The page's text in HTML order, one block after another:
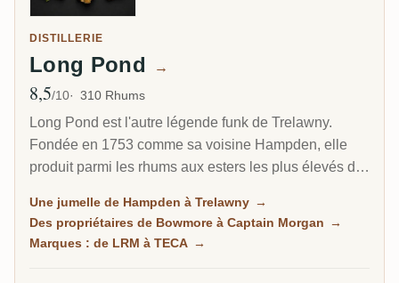
DISTILLERIE
Long Pond →
Note moyenne
8,5/10 310 Rhums
Long Pond est l'autre légende funk de Trelawny.
Fondée en 1753 comme sa voisine Hampden, elle
produit parmi les rhums aux esters les plus élevés de
existence en vrac. Les collectionneurs ont bâti sa
réputation via des embouteillages indépendants bien
Une jumelle de Hampden à Trelawny →
Des propriétaires de Bowmore à Captain Morgan →
Marques : de LRM à TECA →